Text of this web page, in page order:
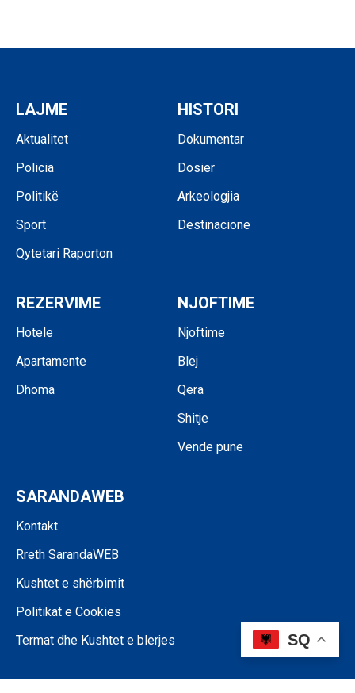
LAJME
Aktualitet
Policia
Politikë
Sport
Qytetari Raporton
HISTORI
Dokumentar
Dosier
Arkeologjia
Destinacione
REZERVIME
Hotele
Apartamente
Dhoma
NJOFTIME
Njoftime
Blej
Qera
Shitje
Vende pune
SARANDAWEB
Kontakt
Rreth SarandaWEB
Kushtet e shërbimit
Politikat e Cookies
Termat dhe Kushtet e blerjes
SQ